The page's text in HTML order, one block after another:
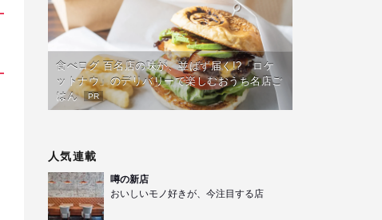
食べログ 百名店の味が、並ばず届く!?「ロケ
ットナウ」のデリバリーで楽しむおうち名店ご
はん
PR
人気連載
噂の新店
おいしいモノ好きが、今注目する店